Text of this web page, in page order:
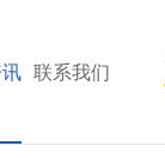
联系我们